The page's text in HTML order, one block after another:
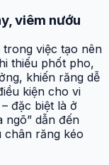
viêm nướu
việc tạo nên
thiếu phốt pho,
khiến răng dễ
kiện cho vi
đặc biệt là ở
ngõ” dẫn đến
chân răng kéo